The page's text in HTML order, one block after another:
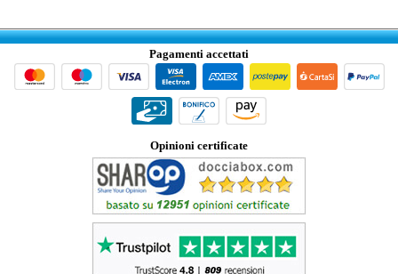
Pagamenti accettati
Opinioni certificate